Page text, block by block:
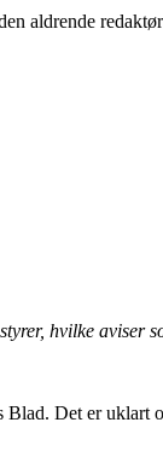
hvilke aviser
Det er